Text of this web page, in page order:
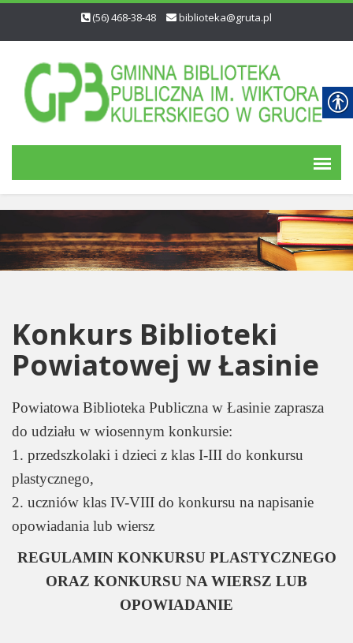
(56) 468-38-48 biblioteka@gruta.pl
Konkurs Biblioteki
Powiatowej w Łasinie
Powiatowa Biblioteka Publiczna w Łasinie zaprasza
do udziału w wiosennym konkursie:
1. przedszkolaki i dzieci z klas I-III do konkursu
plastycznego,
2. uczniów klas IV-VIII do konkursu na napisanie
opowiadania lub wiersz
REGULAMIN KONKURSU PLASTYCZNEGO
ORAZ KONKURSU NA WIERSZ LUB
OPOWIADANIE